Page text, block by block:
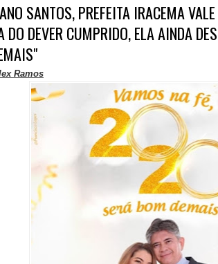
SANTOS, PREFEITA IRACEMA
DO DEVER CUMPRIDO, ELA AINDA
Ramos